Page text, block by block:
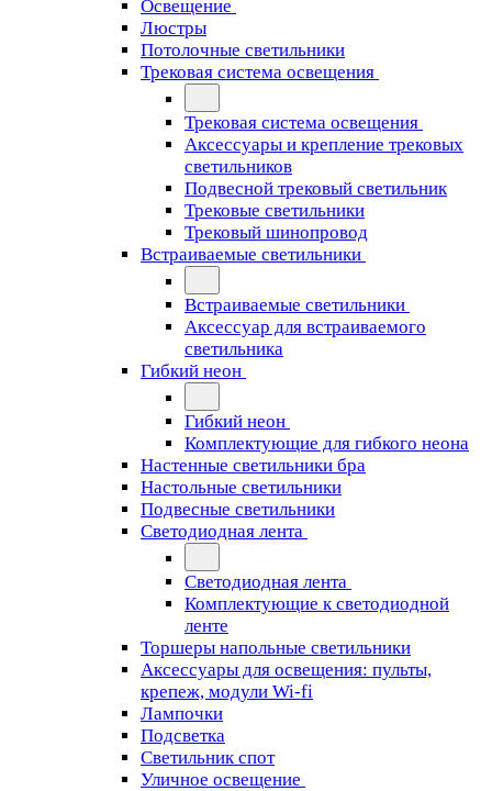
Освещение
Люстры
Потолочные светильники
Трековая система освещения
Трековая система освещения
Аксессуары и крепление трековых
светильников
Подвесной трековый светильник
Трековые светильники
Трековый шинопровод
Встраиваемые светильники
Встраиваемые светильники
Аксессуар для встраиваемого
светильника
Гибкий неон
Гибкий неон
Комплектующие для гибкого неона
Настенные светильники бра
Настольные светильники
Подвесные светильники
Светодиодная лента
Светодиодная лента
Комплектующие к светодиодной
ленте
Торшеры напольные светильники
Аксессуары для освещения: пульты,
крепеж, модули Wi-fi
Лампочки
Подсветка
Светильник спот
Уличное освещение